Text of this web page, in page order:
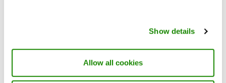
Show details
Allow all cookies
déclaration environnementale DEP et d'une
analyse du cycle de vie certifiées par un